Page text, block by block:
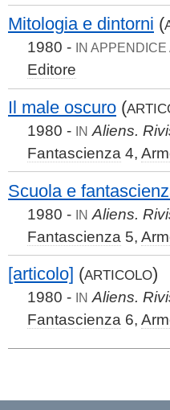
Mitologia e dintorni (
1980 - IN APPENDICE
Editore
Il male oscuro (
1980 - IN Aliens.
Fantascienza 4,
Scuola e
1980 - IN Aliens.
Fantascienza 5,
[articolo] (ARTICOLO)
1980 - IN Aliens.
Fantascienza 6,